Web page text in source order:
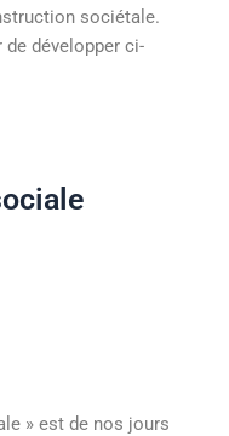
sociétale.
de développer ci-
» est de nos jours